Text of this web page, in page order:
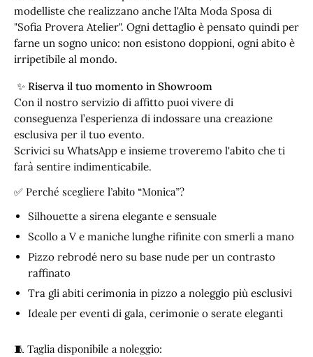
modelliste che realizzano anche l'Alta Moda Sposa di
"Sofia Provera Atelier". Ogni dettaglio è pensato quindi per
farne un sogno unico: non esistono doppioni, ogni abito è
irripetibile al mondo.
✨ Riserva il tuo momento in Showroom
Con il nostro servizio di affitto puoi vivere di
conseguenza l’esperienza di indossare una creazione
esclusiva per il tuo evento.
Scrivici su WhatsApp e insieme troveremo l'abito che ti
farà sentire indimenticabile.
✅ Perché scegliere l’abito “Monica”?
Silhouette a sirena elegante e sensuale
Scollo a V e maniche lunghe rifinite con smerli a mano
Pizzo rebrodé nero su base nude per un contrasto
raffinato
Tra gli abiti cerimonia in pizzo a noleggio più esclusivi
Ideale per eventi di gala, cerimonie o serate eleganti
🧵 Taglia disponibile a noleggio: